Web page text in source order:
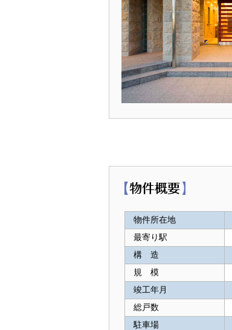
物件所在地
最寄り駅
構 造
規 模
竣工年月
総戸数
駐車場